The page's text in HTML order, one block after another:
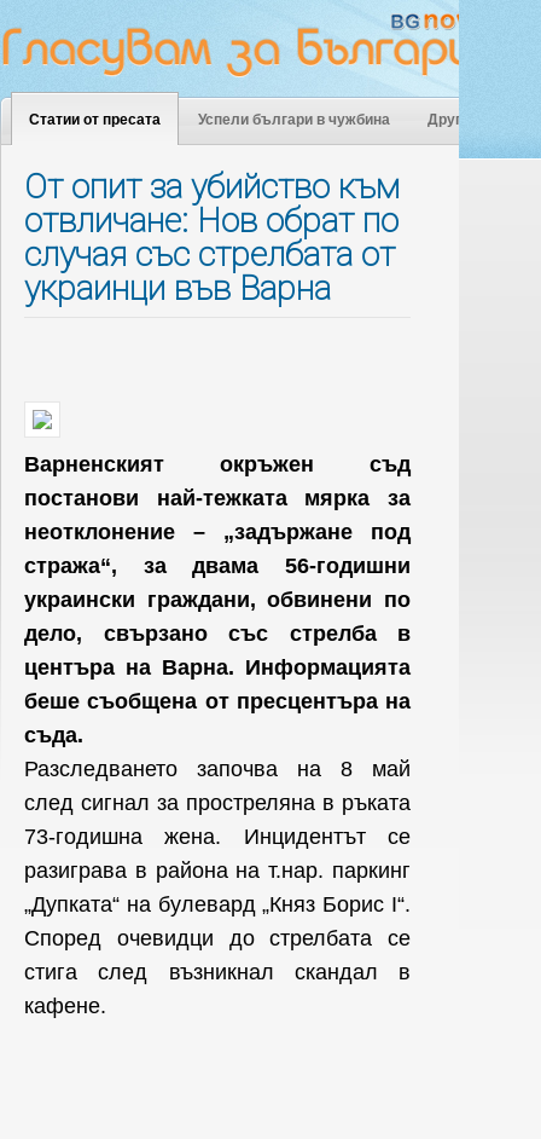
Статии от пресата Успели българи в чужбина Други
От опит за убийство към
отвличане: Нов обрат по
случая със стрелбата от
украинци във Варна
Варненският окръжен съд
постанови най-тежката мярка за
неотклонение – „задържане под
стража“, за двама 56-годишни
украински граждани, обвинени по
дело, свързано със стрелба в
центъра на Варна. Информацията
беше съобщена от пресцентъра на
съда.
Разследването започва на 8 май
след сигнал за простреляна в ръката
73-годишна жена. Инцидентът се
разиграва в района на т.нар. паркинг
„Дупката“ на булевард „Княз Борис I“.
Според очевидци до стрелбата се
стига след възникнал скандал в
кафене.